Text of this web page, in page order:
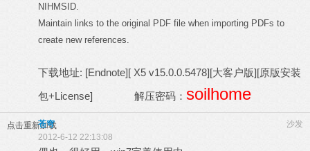
NIHMSID.
Maintain links to the original PDF file when importing PDFs to
create new references.
下载地址: [Endnote][ X5 v15.0.0.5478][大客户版][原版安装
包+License] 解压密码： soilhome
点击重新加载 沙发
苍穹
2012-6-12 22:13:08